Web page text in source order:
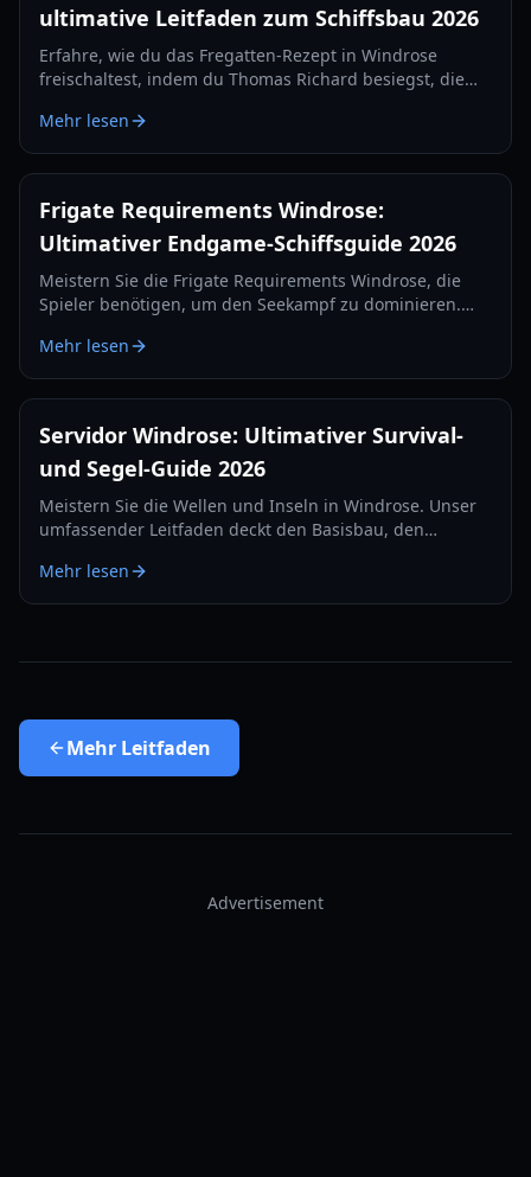
ultimative Leitfaden zum Schiffsbau 2026
Erfahre, wie du das Fregatten-Rezept in Windrose
freischaltest, indem du Thomas Richard besiegst, die
und Eisenbarren herstellst.
Mehr lesen
Frigate Requirements Windrose:
Ultimativer Endgame-Schiffsguide 2026
Meistern Sie die Frigate Requirements Windrose, die
Spieler benötigen, um den Seekampf zu dominieren.
Verteidigungsgegenstände und Taktiken für 2026.
Mehr lesen
Servidor Windrose: Ultimativer Survival-
und Segel-Guide 2026
Meistern Sie die Wellen und Inseln in Windrose. Unser
umfassender Leitfaden deckt den Basisbau, den
Mehr lesen
Mehr Leitfaden
Advertisement